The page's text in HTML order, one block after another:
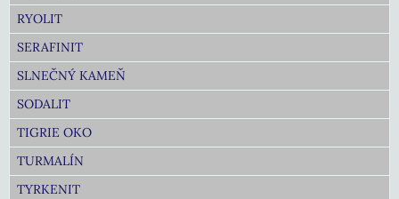
RYOLIT
SERAFINIT
SLNEČNÝ KAMEŇ
SODALIT
TIGRIE OKO
TURMALÍN
TYRKENIT